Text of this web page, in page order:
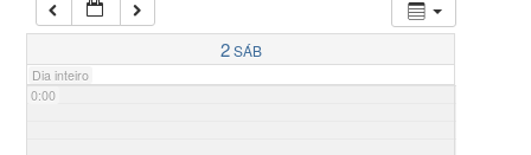
2SÁB
Dia inteiro
0:00